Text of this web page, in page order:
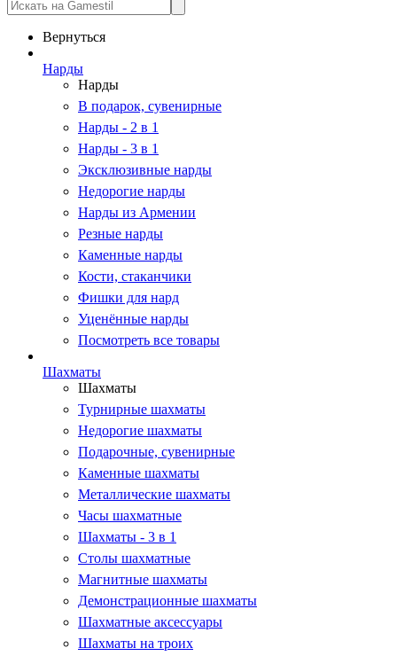
Вернуться
Нарды
Нарды
В подарок, сувенирные
Нарды - 2 в 1
Нарды - 3 в 1
Эксклюзивные нарды
Недорогие нарды
Нарды из Армении
Резные нарды
Каменные нарды
Кости, стаканчики
Фишки для нард
Уценённые нарды
Посмотреть все товары
Шахматы
Шахматы
Турнирные шахматы
Недорогие шахматы
Подарочные, сувенирные
Каменные шахматы
Металлические шахматы
Часы шахматные
Шахматы - 3 в 1
Столы шахматные
Магнитные шахматы
Демонстрационные шахматы
Шахматные аксессуары
Шахматы на троих